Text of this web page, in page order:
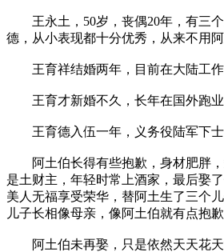
王永土，50岁，丧偶20年，有三个
德，从小表现都十分优秀，从来不用阿
王育祥结婚两年，目前在大陆工作
王育才新婚不久，长年在国外跑业
王育德入伍一年，义务役陆军下士
阿土伯长得有些抱歉，身材肥胖，
是土财主，年轻时常上酒家，最后娶
美人无福享受荣华，替阿土生了三个
儿子长相像母亲，像阿土伯就有点抱歉
阿土伯未再娶，只是依然天天花天